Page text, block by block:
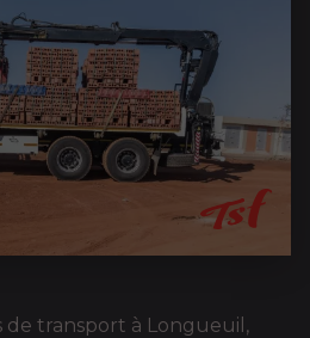
de transport à Longueuil,